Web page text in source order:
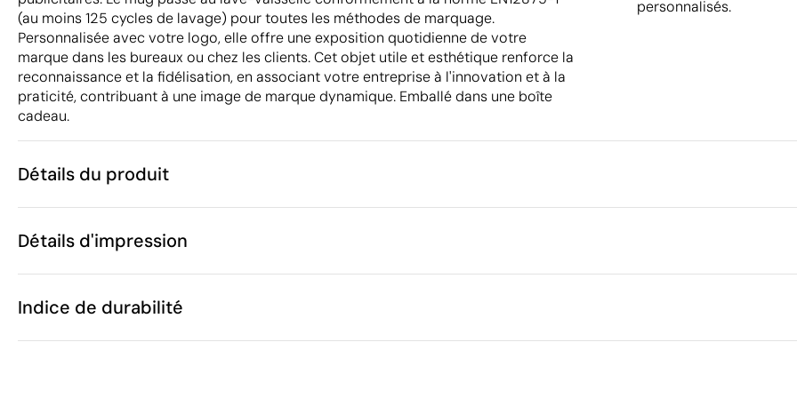
(au moins 125 cycles de lavage) pour toutes les méthodes de marquage.
Personnalisée avec votre logo, elle offre une exposition quotidienne de votre
marque dans les bureaux ou chez les clients. Cet objet utile et esthétique renforce la
reconnaissance et la fidélisation, en associant votre entreprise à l'innovation et à la
praticité, contribuant à une image de marque dynamique. Emballé dans une boîte
cadeau.
personnalisés.
Détails du produit
Caractéristiques
Code du produit
Poids
Matière
Céramique
Emballage
Volume de la boîte extérieure
Détails d'impression
Indice de durabilité